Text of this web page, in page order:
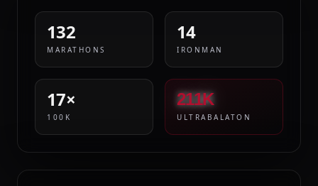
132
MARATHONS
14
IRONMAN
17×
100K
211K
ULTRABALATON